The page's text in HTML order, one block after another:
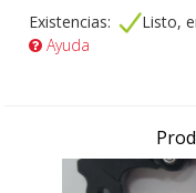
Existencias:
Listo,
Ayuda